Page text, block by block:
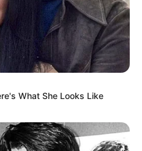
What She Looks Like